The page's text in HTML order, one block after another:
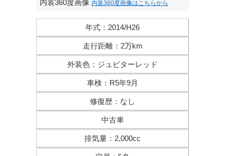
内装360度画像 内装360度画像はこちらから
年式 ： 2014/H26
走行距離： 2万km
外装色 ： ジュピターレッド
車検 ： R5年9月
修復歴 ： なし
中古車
排気量 ： 2,000cc